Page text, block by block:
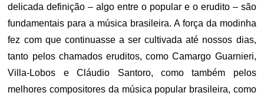
delicada definição – algo entre o popular e o erudito – são
fundamentais para a música brasileira. A força da modinha
fez com que continuasse a ser cultivada até nossos dias,
tanto pelos chamados eruditos, como Camargo Guarnieri,
Villa-Lobos e Cláudio Santoro, como também pelos
melhores compositores da música popular brasileira, como